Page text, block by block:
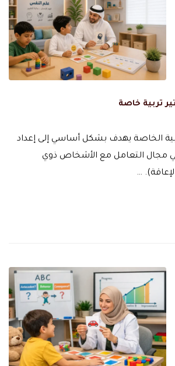
تربية خاصة
الخاصة يهدف بشكل أساسي إلى إعداد
التعامل مع الأشخاص ذوي
…